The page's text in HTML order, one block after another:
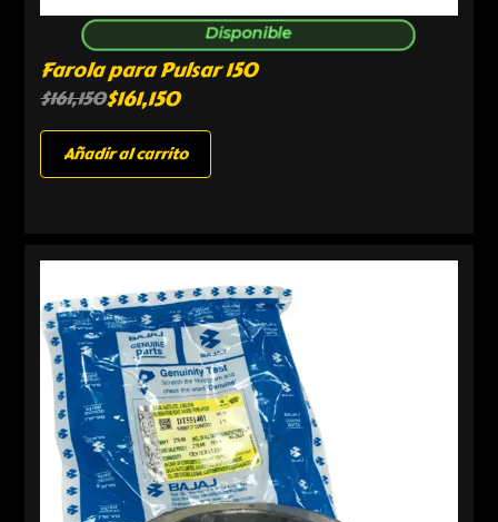
Disponible
Farola para Pulsar 150
$161,150$161,150
Añadir al carrito